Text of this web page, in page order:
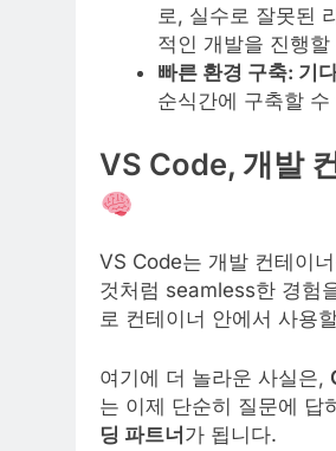
로, 실수로 잘못된
적인 개발을 진행
빠른 환경 구축: 기
순식간에 구축할
VS Code, 개발
VS Code는 개발 컨테이
것처럼 seamless한 경험
로 컨테이너 안에서 사용
여기에 더 놀라운 사실은,
는 이제 단순히 질문에 답
딩 파트너가 됩니다.